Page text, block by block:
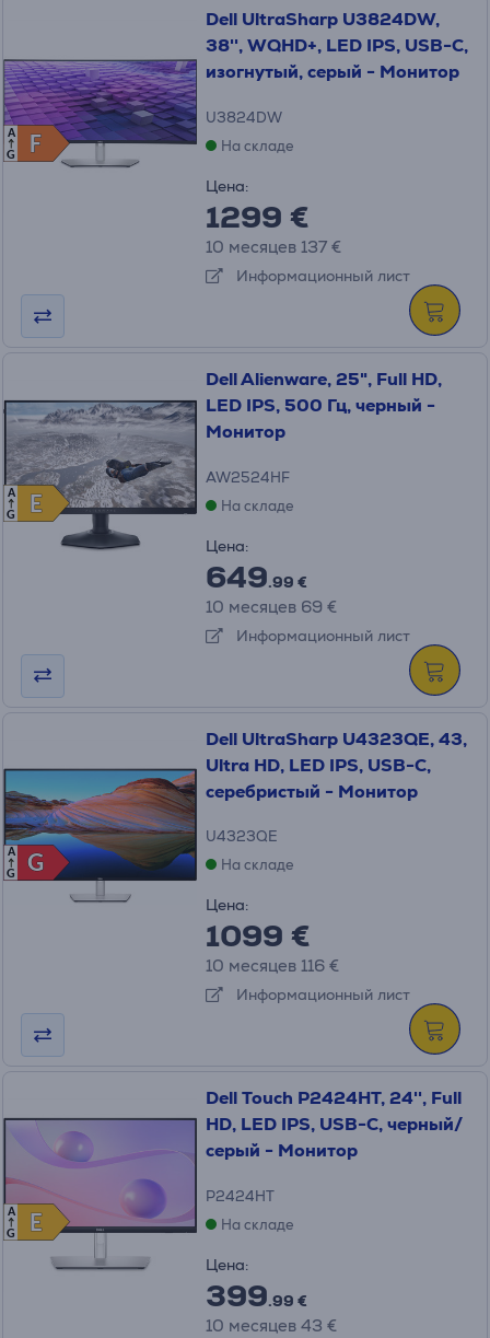
F
F
A
G
Dell UltraSharp U3824DW,
38'', WQHD+, LED IPS, USB-C,
изогнутый, серый - Монитор
U3824DW
На складе
Цена:
1299 €
10 месяцев 137 €
Информационный лист
E
E
A
G
Dell Alienware, 25", Full HD,
LED IPS, 500 Гц, черный -
Монитор
AW2524HF
На складе
Цена:
649.99 €
10 месяцев 69 €
Информационный лист
G
G
A
G
Dell UltraSharp U4323QE, 43,
Ultra HD, LED IPS, USB-C,
серебристый - Монитор
U4323QE
На складе
Цена:
1099 €
10 месяцев 116 €
Информационный лист
E
E
A
G
Dell Touch P2424HT, 24'', Full
HD, LED IPS, USB-C, черный/
серый - Монитор
P2424HT
На складе
Цена:
399.99 €
10 месяцев 43 €